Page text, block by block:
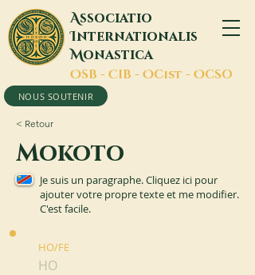
Associatio
Internationalis
Monastica
OSB - CIB - OCist - OCSO
NOUS SOUTENIR
< Retour
Mokoto
Je suis un paragraphe. Cliquez ici pour
ajouter votre propre texte et me modifier.
C'est facile.
HO/FE
HO